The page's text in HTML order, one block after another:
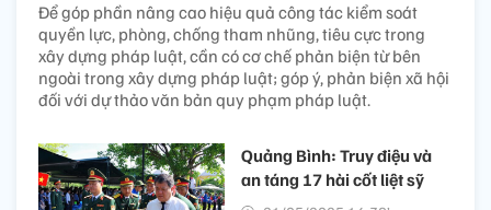
Để góp phần nâng cao hiệu quả công tác kiểm soát
quyền lực, phòng, chống tham nhũng, tiêu cực trong
xây dựng pháp luật, cần có cơ chế phản biện từ bên
ngoài trong xây dựng pháp luật; góp ý, phản biện xã hội
đối với dự thảo văn bản quy phạm pháp luật.
Quảng Bình: Truy điệu và
an táng 17 hài cốt liệt sỹ